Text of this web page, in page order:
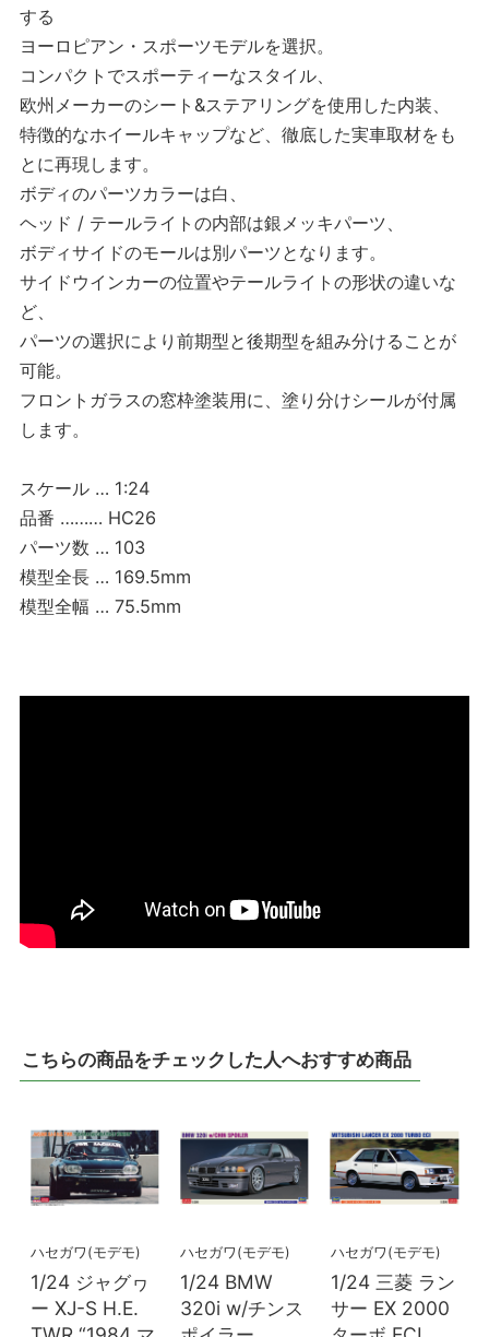
する
ヨーロピアン・スポーツモデルを選択。
コンパクトでスポーティーなスタイル、
欧州メーカーのシート&ステアリングを使用した内装、
特徴的なホイールキャップなど、徹底した実車取材をも
とに再現します。
ボディのパーツカラーは白、
ヘッド / テールライトの内部は銀メッキパーツ、
ボディサイドのモールは別パーツとなります。
サイドウインカーの位置やテールライトの形状の違いな
ど、
パーツの選択により前期型と後期型を組み分けることが
可能。
フロントガラスの窓枠塗装用に、塗り分けシールが付属
します。
スケール … 1:24
品番 ……… HC26
パーツ数 … 103
模型全長 … 169.5mm
模型全幅 … 75.5mm
こちらの商品をチェックした人へおすすめ商品
ハセガワ(モデモ)
1/24 ジャグヮ
ー XJ-S H.E.
ハセガワ(モデモ)
1/24 BMW
320i w/チンス
ハセガワ(モデモ)
1/24 三菱 ラン
サー EX 2000